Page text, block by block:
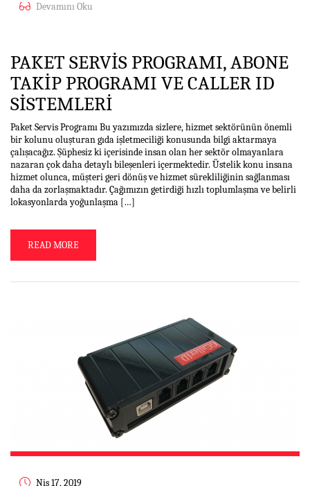
Devamını Oku
PAKET SERVIS PROGRAMI, ABONE
TAKIP PROGRAMI VE CALLER ID
SISTEMLERI
Paket Servis Programı Bu yazımızda sizlere, hizmet sektörünün önemli
bir kolunu oluşturan gıda işletmeciliği konusunda bilgi aktarmaya
çalışacağız. Şüphesiz ki içerisinde insan olan her sektör olmayanlara
nazaran çok daha detaylı bileşenleri içermektedir. Üstelik konu insana
hizmet olunca, müşteri geri dönüş ve hizmet sürekliliğinin sağlanması
daha da zorlaşmaktadır. Çağımızın getirdiği hızlı toplumlaşma ve belirli
lokasyonlarda yoğunlaşma […]
READ MORE
Nis 17, 2019